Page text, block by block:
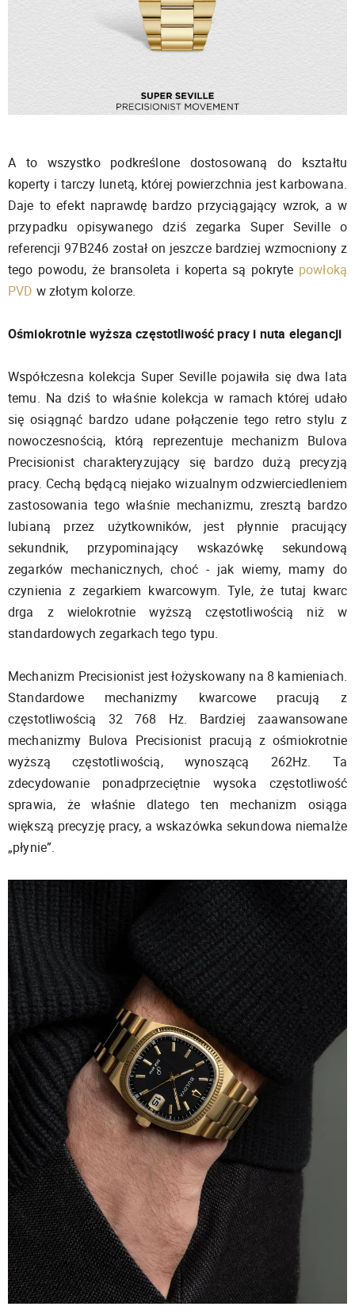
A to wszystko podkreślone dostosowaną do kształtu
koperty i tarczy lunetą, której powierzchnia jest karbowana.
Daje to efekt naprawdę bardzo przyciągający wzrok, a w
przypadku opisywanego dziś zegarka Super Seville o
referencji 97B246 został on jeszcze bardziej wzmocniony z
tego powodu, że bransoleta i koperta są pokryte powłoką
PVD w złotym kolorze.
Ośmiokrotnie wyższa częstotliwość pracy i nuta elegancji
Współczesna kolekcja Super Seville pojawiła się dwa lata
temu. Na dziś to właśnie kolekcja w ramach której udało
się osiągnąć bardzo udane połączenie tego retro stylu z
nowoczesnością, którą reprezentuje mechanizm Bulova
Precisionist charakteryzujący się bardzo dużą precyzją
pracy. Cechą będącą niejako wizualnym odzwierciedleniem
zastosowania tego właśnie mechanizmu, zresztą bardzo
lubianą przez użytkowników, jest płynnie pracujący
sekundnik, przypominający wskazówkę sekundową
zegarków mechanicznych, choć - jak wiemy, mamy do
czynienia z zegarkiem kwarcowym. Tyle, że tutaj kwarc
drga z wielokrotnie wyższą częstotliwością niż w
standardowych zegarkach tego typu.
Mechanizm Precisionist jest łożyskowany na 8 kamieniach.
Standardowe mechanizmy kwarcowe pracują z
częstotliwością 32 768 Hz. Bardziej zaawansowane
mechanizmy Bulova Precisionist pracują z ośmiokrotnie
wyższą częstotliwością, wynoszącą 262Hz. Ta
zdecydowanie ponadprzeciętnie wysoka częstotliwość
sprawia, że właśnie dlatego ten mechanizm osiąga
większą precyzję pracy, a wskazówka sekundowa niemalże
„płynie”.